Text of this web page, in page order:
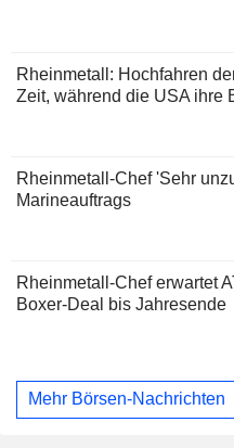
Rheinmetall: Hochfahren
Zeit, während die USA ihre
Rheinmetall-Chef 'Sehr
Marineauftrags
Rheinmetall-Chef erwartet
Boxer-Deal bis Jahresende
Mehr Börsen-Nachrichten